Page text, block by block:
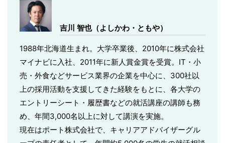
吉川 智也（よしかわ・ともや）
1988年北海道生まれ。大学卒業後、2010年に株式会社
マイナビに入社、2011年に新人賞金賞を受賞。IT・小
売・外食などサービス業界の企業を中心に、300社以
上の採用活動を支援してきた経験をもとに、各大学の
エントリーシート・履歴書などの就活講座の講師も務
め、年間3,000名以上に対して講演を実施。
現在はポート株式会社で、キャリアアドバイザーグル